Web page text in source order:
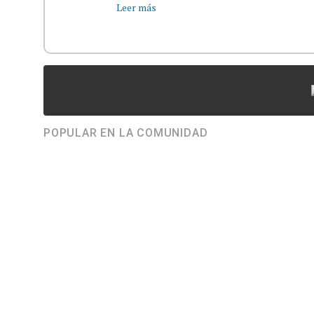
Leer más
POPULAR EN LA COMUNIDAD